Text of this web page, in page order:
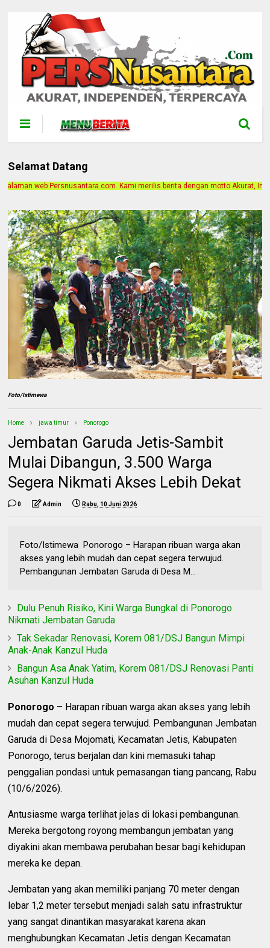
Selamat Datang
Kami merilis berita dengan motto Akurat, Independen, Terpercaya.
Foto/Istimewa
Home jawa timur Ponorogo
Jembatan Garuda Jetis-Sambit
Mulai Dibangun, 3.500 Warga
Segera Nikmati Akses Lebih Dekat
0 Admin Rabu, 10 Juni 2026
Foto/Istimewa Ponorogo – Harapan ribuan warga akan
akses yang lebih mudah dan cepat segera terwujud.
Pembangunan Jembatan Garuda di Desa M...
Dulu Penuh Risiko, Kini Warga Bungkal di Ponorogo
Nikmati Jembatan Garuda
Tak Sekadar Renovasi, Korem 081/DSJ Bangun Mimpi
Anak-Anak Kanzul Huda
Bangun Asa Anak Yatim, Korem 081/DSJ Renovasi Panti
Asuhan Kanzul Huda
Ponorogo – Harapan ribuan warga akan akses yang lebih
mudah dan cepat segera terwujud. Pembangunan Jembatan
Garuda di Desa Mojomati, Kecamatan Jetis, Kabupaten
Ponorogo, terus berjalan dan kini memasuki tahap
penggalian pondasi untuk pemasangan tiang pancang, Rabu
(10/6/2026).
Antusiasme warga terlihat jelas di lokasi pembangunan.
Mereka bergotong royong membangun jembatan yang
diyakini akan membawa perubahan besar bagi kehidupan
mereka ke depan.
Jembatan yang akan memiliki panjang 70 meter dengan
lebar 1,2 meter tersebut menjadi salah satu infrastruktur
yang sangat dinantikan masyarakat karena akan
menghubungkan Kecamatan Jetis dengan Kecamatan